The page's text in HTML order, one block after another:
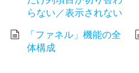
らない／表示されない
「ファネル」機能の全
体構成